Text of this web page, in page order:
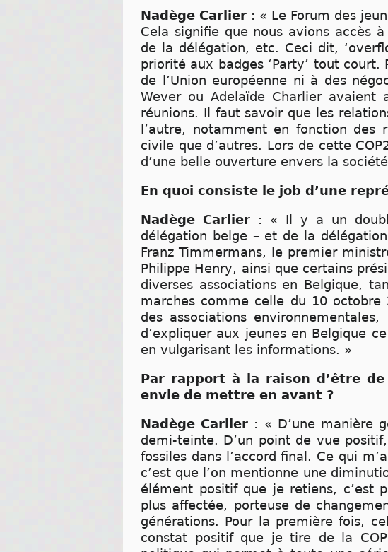
Nadège Carlier : « Le Forum des
Cela signifie que nous avions accès
de la délégation, etc. Ceci dit,
priorité aux badges ‘Party’ tout
de l’Union européenne ni à des
Wever ou Adelaïde Charlier
réunions. Il faut savoir que les
l’autre, notamment en fonction des
civile que d’autres. Lors de cette
d’une belle ouverture envers la
En quoi consiste le job d’une
Nadège Carlier : « Il y a un
délégation belge – et de la
Franz Timmermans, le premier
Philippe Henry, ainsi que certains
diverses associations en Belgique,
marches comme celle du 10 octobre
des associations
d’expliquer aux jeunes en Belgique
en vulgarisant les informations. »
Par rapport à la raison d’être
envie de mettre en avant ?
Nadège Carlier : « D’une manière
demi-teinte. D’un point de vue
fossiles dans l’accord final. Ce qui
c’est que l’on mentionne une
élément positif que je retiens, c’est
plus affectée, porteuse de
générations. Pour la première fois,
constat positif que je tire de la